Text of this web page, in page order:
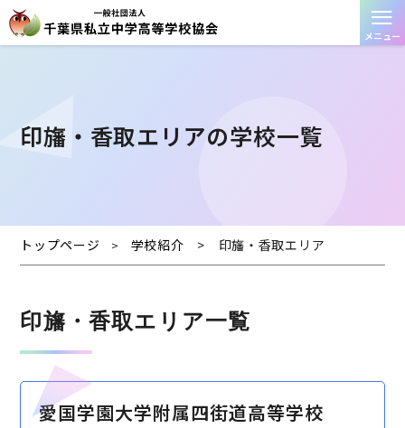
≡
メニュー
印旛・⾹取エリアの学校一覧
トップページ > 学校紹介 > 印旛・⾹取エリア
印旛・⾹取エリア一覧
愛国学園⼤学附属四街道⾼等学校